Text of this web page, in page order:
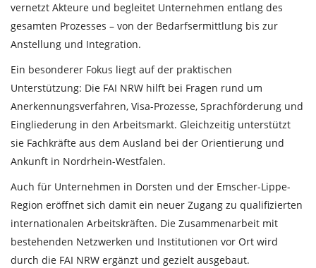
vernetzt Akteure und begleitet Unternehmen entlang des
gesamten Prozesses – von der Bedarfsermittlung bis zur
Anstellung und Integration.
Ein besonderer Fokus liegt auf der praktischen
Unterstützung: Die FAI NRW hilft bei Fragen rund um
Anerkennungsverfahren, Visa-Prozesse, Sprachförderung und
Eingliederung in den Arbeitsmarkt. Gleichzeitig unterstützt
sie Fachkräfte aus dem Ausland bei der Orientierung und
Ankunft in Nordrhein-Westfalen.
Auch für Unternehmen in Dorsten und der Emscher-Lippe-
Region eröffnet sich damit ein neuer Zugang zu qualifizierten
internationalen Arbeitskräften. Die Zusammenarbeit mit
bestehenden Netzwerken und Institutionen vor Ort wird
durch die FAI NRW ergänzt und gezielt ausgebaut.